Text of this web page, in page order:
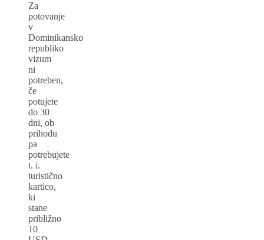
Za
potovanje
v
Dominikansko
republiko
vizum
ni
potreben,
če
potujete
do 30
dni, ob
prihodu
pa
potrebujete
t. i.
turistično
kartico,
ki
stane
približno
10